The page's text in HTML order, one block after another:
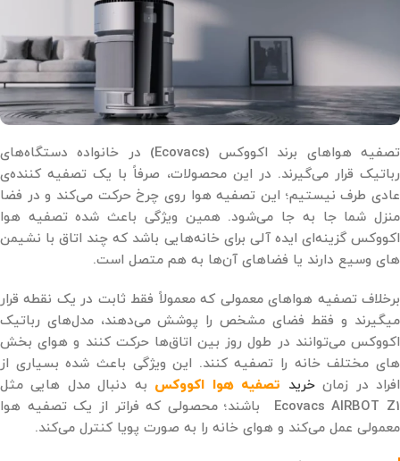
تصفیه‌ هواهای برند اکووکس (Ecovacs) در خانواده دستگاه‌های
رباتیک قرار می‌گیرند. در این محصولات، صرفاً با یک تصفیه ‌کننده‌ی
عادی طرف نیستیم؛ این تصفیه هوا روی چرخ حرکت می‌کند و در فضا
منزل شما جا به ‌جا می‌شود. همین ویژگی باعث شده تصفیه هوا
اکووکس گزینه‌ای ایده آلی برای خانه‌هایی باشد که چند اتاق با نشیمن
های وسیع دارند یا فضاهای آن‌ها به هم متصل است.
برخلاف تصفیه هواهای معمولی که معمولاً فقط ثابت در یک نقطه قرار
میگیرند و فقط فضای مشخص را پوشش می‌دهند، مدل‌های رباتیک
اکووکس می‌توانند در طول روز بین اتاق‌ها حرکت کنند و هوای بخش
‌های مختلف خانه را تصفیه کنند. این ویژگی باعث شده بسیاری از
افراد در زمانخرید تصفیه هوا اکووکس به ‌دنبال مدل ‌هایی مثل
Ecovacs AIRBOT Z1 باشند؛ محصولی که فراتر از یک تصفیه هوا
معمولی عمل می‌کند و هوای خانه را به ‌صورت پویا کنترل می‌کند.